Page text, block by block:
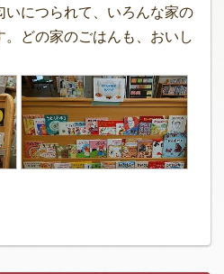
いにつられて、いろんな家の
。どの家のごはんも、おいし